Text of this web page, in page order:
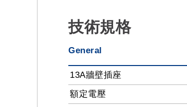
技術規格
General
13A牆壁插座
額定電壓